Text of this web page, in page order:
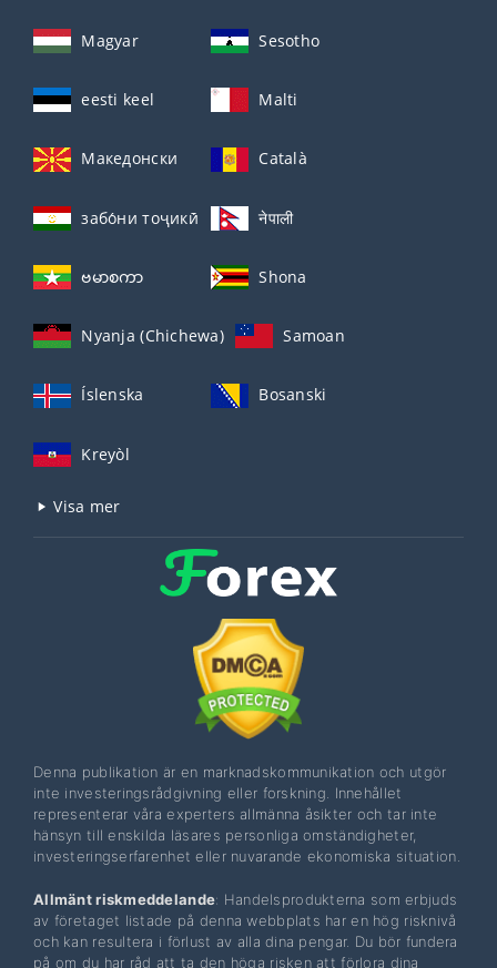
Magyar Sesotho
eesti keel Malti
Македонски Català
забо́ни тоҷикӣ́ नेपाली
ဗမာစကာ Shona
Nyanja (Chichewa) Samoan
Íslenska Bosanski
Kreyòl
Visa mer
Denna publikation är en marknadskommunikation och utgör
inte investeringsrådgivning eller forskning. Innehållet
representerar våra experters allmänna åsikter och tar inte
hänsyn till enskilda läsares personliga omständigheter,
investeringserfarenhet eller nuvarande ekonomiska situation.
Allmänt riskmeddelande: Handelsprodukterna som erbjuds
av företaget listade på denna webbplats har en hög risknivå
och kan resultera i förlust av alla dina pengar. Du bör fundera
på om du har råd att ta den höga risken att förlora dina